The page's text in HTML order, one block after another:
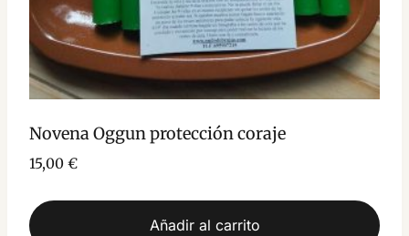
Novena Oggun protección coraje
15,00 €
Añadir al carrito